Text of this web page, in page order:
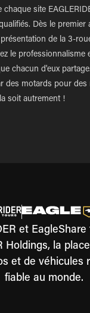
chaque site
Dès le premier
de la 3-
le professionnalisme
chacun d'eux
des motards pour
soit autrement !
et
Holdings, la
et de véhicules
fiable au monde.